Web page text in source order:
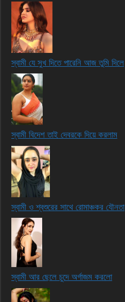
স্বামী যে সুখ দিতে পারেনি আজ তুমি দিলে
স্বামী বিদেশ তাই দেবরকে দিয়ে করলাম
স্বামী ও শ্বশুরের সাথে রোমাঞ্চকর যৌনতা
স্বামী আর ছেলে চুদে অর্গাজম করলো